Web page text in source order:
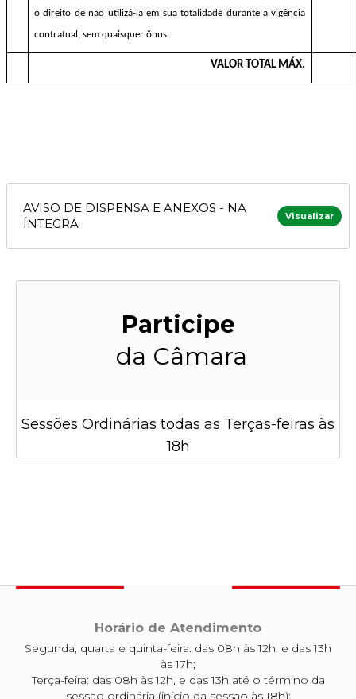
o direito de não utilizá-la em sua totalidade durante a vigência
contratual, sem quaisquer ônus.
VALOR TOTAL MÁX.
AVISO DE DISPENSA E ANEXOS - NA
ÍNTEGRA
Visualizar
Participe
da Câmara
Sessões Ordinárias todas as Terças-feiras às
18h
Horário de Atendimento
Segunda, quarta e quinta-feira: das 08h às 12h, e das 13h
às 17h;
Terça-feira: das 08h às 12h, e das 13h até o término da
sessão ordinária (início da sessão às 18h);